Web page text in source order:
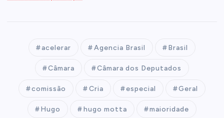
acelerar Agencia Brasil Brasil
Câmara Câmara dos Deputados
comissão Cria especial Geral
Hugo hugo motta maioridade